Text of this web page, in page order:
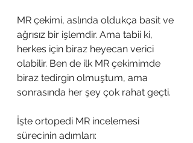
MR çekimi, aslında oldukça basit ve
ağrısız bir işlemdir. Ama tabii ki,
herkes için biraz heyecan verici
olabilir. Ben de ilk MR çekimimde
biraz tedirgin olmuştum, ama
sonrasında her şey çok rahat geçti.
İşte ortopedi MR incelemesi
sürecinin adımları: